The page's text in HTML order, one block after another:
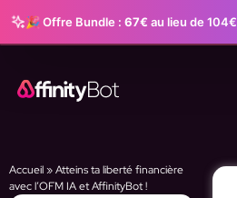
🎉 Offre Bundle : 67€ au lieu de 104€
Accueil»Atteins ta liberté financière
avec l’OFM IA et AffinityBot !